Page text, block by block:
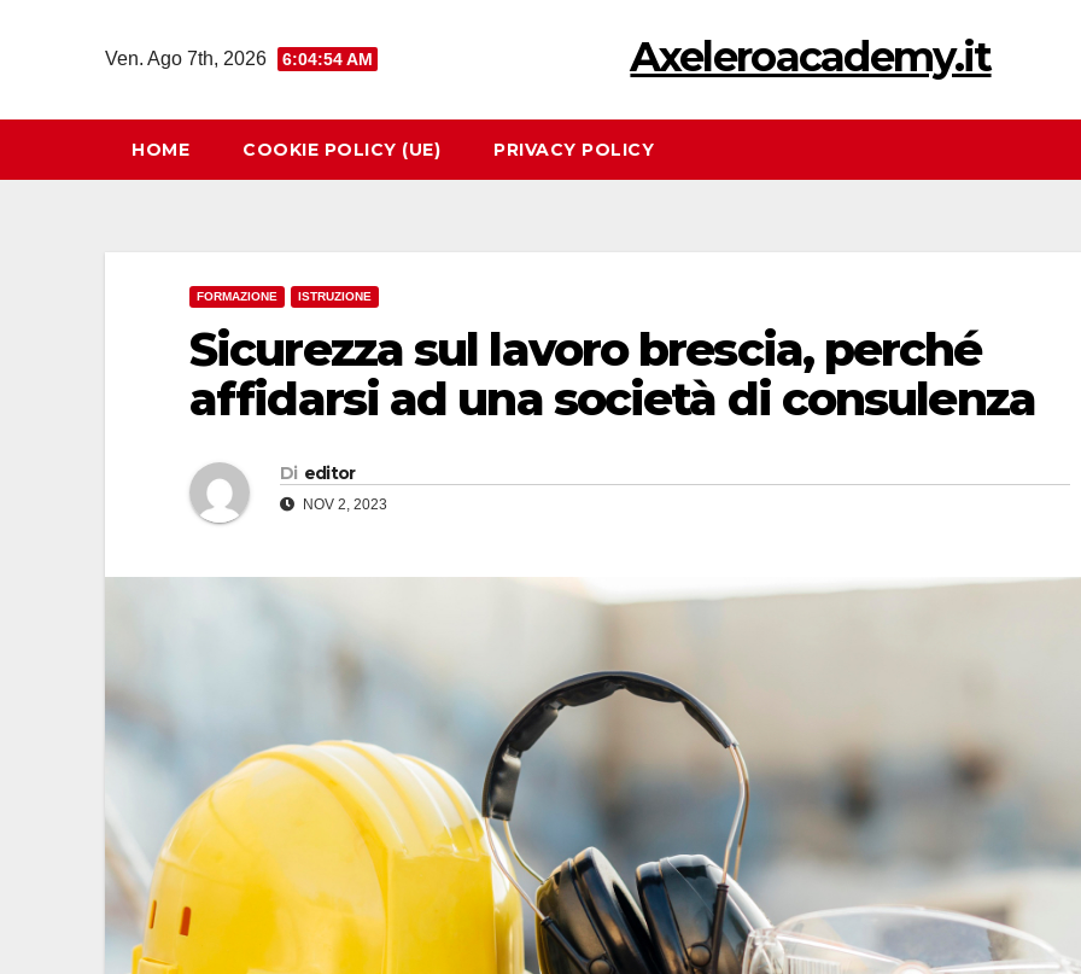
Ven. Ago 7th, 2026 6:04:55 AM Axeleroacademy.it
HOME COOKIE POLICY (UE) PRIVACY POLICY
FORMAZIONE ISTRUZIONE
Sicurezza sul lavoro brescia, perché
affidarsi ad una società di consulenza
Di editor
NOV 2, 2023